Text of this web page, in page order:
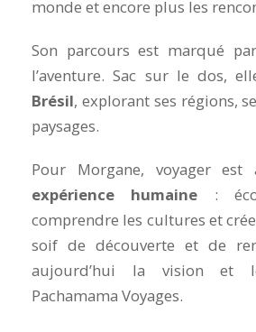
monde et encore plus les
Son parcours est marqué
l’aventure. Sac sur le dos,
Brésil, explorant ses régions,
paysages.
Pour Morgane, voyager
expérience humaine :
comprendre les cultures et
soif de découverte et de
aujourd’hui la vision et
Pachamama Voyages.